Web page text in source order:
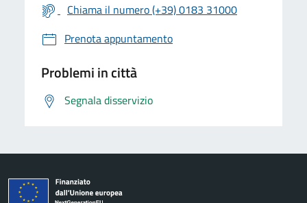
Chiama il numero (+39) 0183 31000
Prenota appuntamento
Problemi in città
Segnala disservizio